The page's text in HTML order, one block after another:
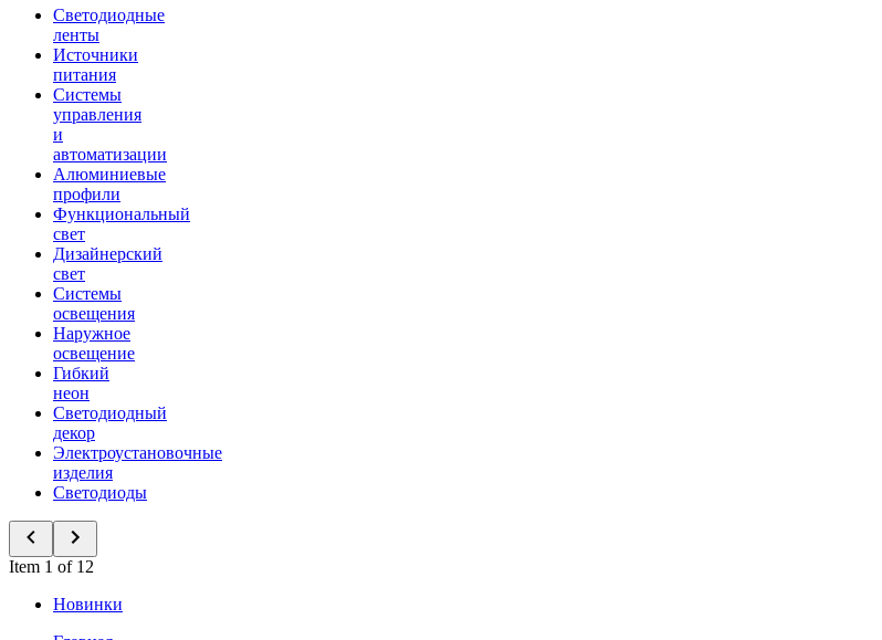
Светодиодные
ленты
Источники
питания
Системы
управления
и
автоматизации
Алюминиевые
профили
Функциональный
свет
Дизайнерский
свет
Системы
освещения
Наружное
освещение
Гибкий
неон
Светодиодный
декор
Электроустановочные
изделия
Светодиоды
Item 1 of 12
Новинки